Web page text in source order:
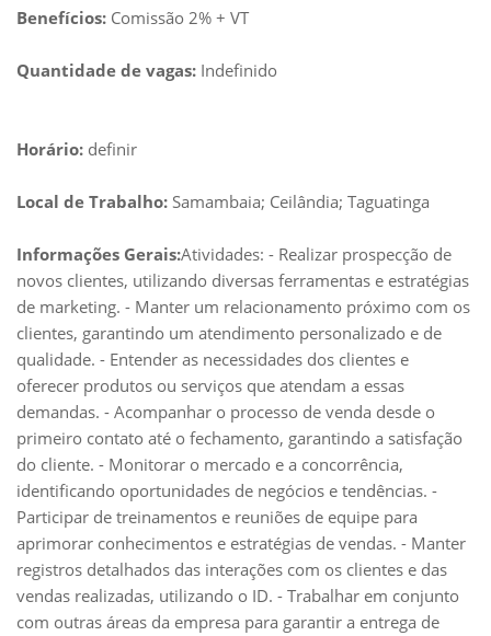
Benefícios: Comissão 2% + VT
Quantidade de vagas: Indefinido
Horário: definir
Local de Trabalho: Samambaia; Ceilândia; Taguatinga
Informações Gerais:Atividades: - Realizar prospecção de
novos clientes, utilizando diversas ferramentas e estratégias
de marketing. - Manter um relacionamento próximo com os
clientes, garantindo um atendimento personalizado e de
qualidade. - Entender as necessidades dos clientes e
oferecer produtos ou serviços que atendam a essas
demandas. - Acompanhar o processo de venda desde o
primeiro contato até o fechamento, garantindo a satisfação
do cliente. - Monitorar o mercado e a concorrência,
identificando oportunidades de negócios e tendências. -
Participar de treinamentos e reuniões de equipe para
aprimorar conhecimentos e estratégias de vendas. - Manter
registros detalhados das interações com os clientes e das
vendas realizadas, utilizando o ID. - Trabalhar em conjunto
com outras áreas da empresa para garantir a entrega de